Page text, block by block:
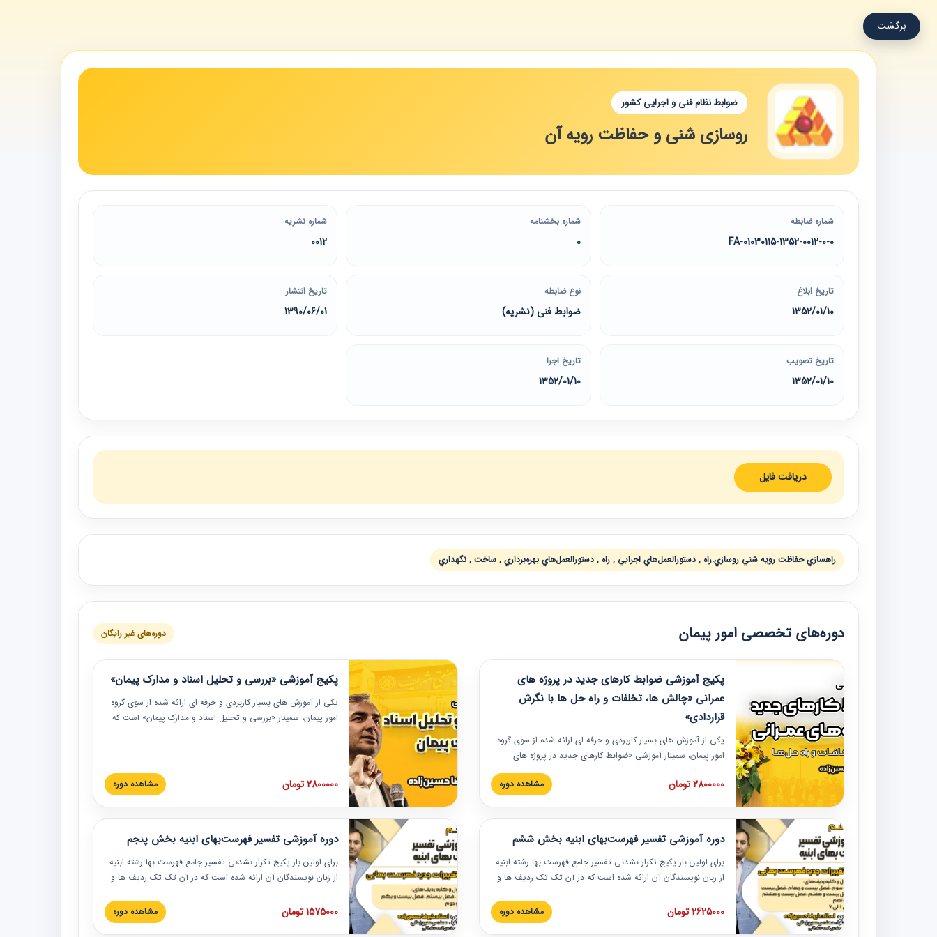
برگشت
ضوابط نظام فنی و اجرایی کشور
روسازی شنی و حفاظت رویه آن
شماره ضابطه
01030115-1352-0012-0-0-FA
شماره بخشنامه
0
شماره نشریه
0012
تاریخ ابلاغ
1352/01/10
نوع ضابطه
ضوابط فنی (نشریه)
تاریخ انتشار
1390/06/01
تاریخ تصویب
1352/01/10
تاریخ اجرا
1352/01/10
دریافت فایل
راهسازي حفاظت رويه شني روسازي.راه , دستورالعمل‌هاي اجرايي , راه , دستورالعمل‌هاي بهره‌برداري , ساخت , نگهداري
دوره‌های تخصصی امور پیمان دوره‌های غیر رایگان
پکیج آموزشی ضوابط کارهای جدید در پروژه های
عمرانی «چالش ها، تخلفات و راه حل ها با نگرش
قراردادی»
یکی از آموزش‏‏‏‏‏‏ های بسیار کاربردی و حرفه‏ ای ارائه شده از سوی گروه
امور پیمان، سمینار آموزشی «ضوابط کارهای جدید در پروژه های
عمرانی» چالش ها، تخلفات و راه حل ها با نگرش قراردادی است که
در محل سندیکای شرکت های ساختمانی کشور ارائه شد. در این
به همراه تجربیات عملی ارائه شده است.
2800000 تومان مشاهده دوره
پکیج آموزشی «بررسی و تحلیل اسناد و مدارک پیمان»
یکی از آموزش‏‏‏‏‏‏ های بسیار کاربردی و حرفه‏ ای ارائه شده از سوی گروه
امور پیمان، سمینار «بررسی و تحلیل اسناد و مدارک پیمان» است که
عملی در این خصوص ارائه شده است.
2800000 تومان مشاهده دوره
دوره آموزشی تفسیر فهرست‌بهای ابنیه بخش ششم
برای اولین بار پکیج تکرار نشدنی تفسیر جامع فهرست بها رشته ابنیه
از زبان نویسندگان آن ارائه شده است که در آن تک تک ردیف ها و
تصویری بوده و به همراه تصاویر عملیات اجرایی مرتبط با ردیف های
فهرست بها ارائه شده است. این دوره با کلام مهندس
2625000 تومان مشاهده دوره
دوره آموزشی تفسیر فهرست‌بهای ابنیه بخش پنجم
برای اولین بار پکیج تکرار نشدنی تفسیر جامع فهرست بها رشته ابنیه
از زبان نویسندگان آن ارائه شده است که در آن تک تک ردیف ها و
تصویری بوده و به همراه تصاویر عملیات اجرایی مرتبط با ردیف های
فهرست بها ارائه شده است. این دوره با کلام مهندس
1575000 تومان مشاهده دوره